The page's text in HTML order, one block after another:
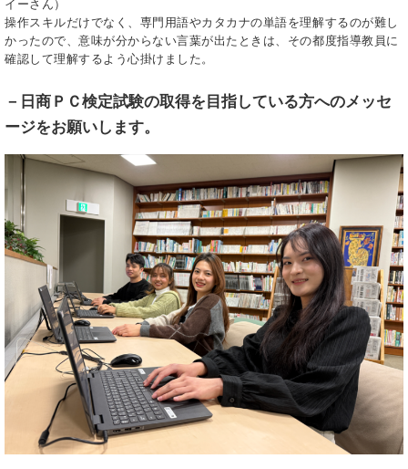
イーさん）
操作スキルだけでなく、専門用語やカタカナの単語を理解するのが難し
かったので、意味が分からない言葉が出たときは、その都度指導教員に
確認して理解するよう心掛けました。
－ 日商ＰＣ検定試験の取得を目指している方へのメッセ
ージをお願いします。